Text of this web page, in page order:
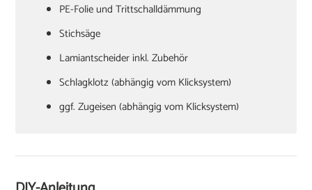
PE-Folie und Trittschalldämmung
Stichsäge
Lamiantscheider inkl. Zubehör
Schlagklotz (abhängig vom Klicksystem)
ggf. Zugeisen (abhängig vom Klicksystem)
Cuttermesser